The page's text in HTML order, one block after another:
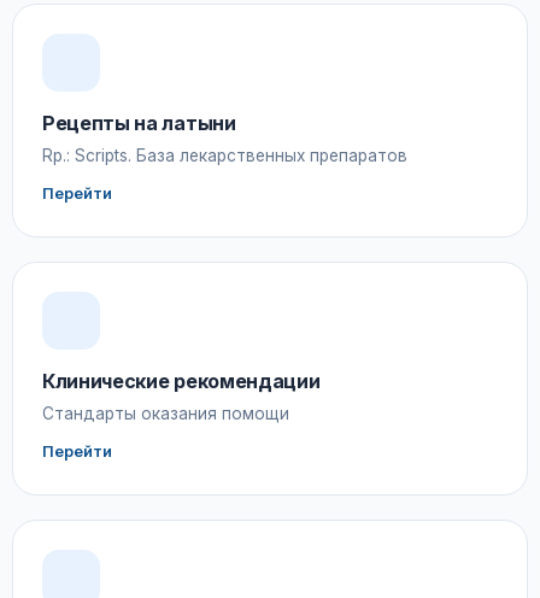
Рецепты на латыни
Rp.: Scripts. База лекарственных препаратов
Перейти
Клинические рекомендации
Стандарты оказания помощи
Перейти